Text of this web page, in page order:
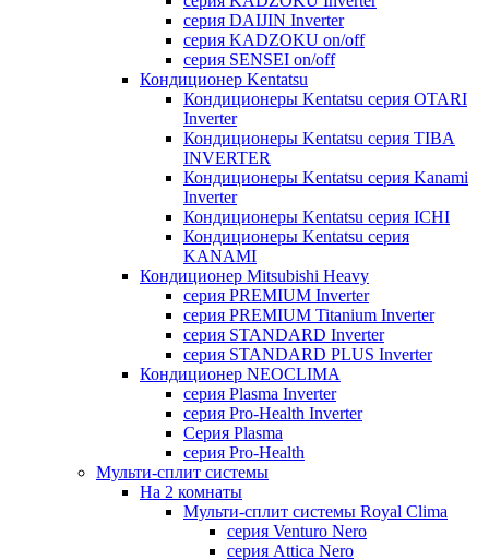
серия DAIJIN Inverter
серия KADZOKU on/off
серия SENSEI on/off
Кондиционер Kentatsu
Кондиционеры Kentatsu серия OTARI
Inverter
Кондиционеры Kentatsu серия TIBA
INVERTER
Кондиционеры Kentatsu серия Kanami
Inverter
Кондиционеры Kentatsu серия ICHI
Кондиционеры Kentatsu серия
KANAMI
Кондиционер Mitsubishi Heavy
серия PREMIUM Inverter
серия PREMIUM Titanium Inverter
серия STANDARD Inverter
серия STANDARD PLUS Inverter
Кондиционер NEOCLIMA
серия Plasma Inverter
серия Pro-Health Inverter
Cерия Plasma
серия Pro-Health
Мульти-сплит системы
На 2 комнаты
Мульти-сплит системы Royal Clima
серия Venturo Nero
серия Attica Nero